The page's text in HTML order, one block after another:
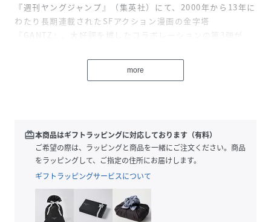
『週刊ヤングジャンプ』（集英社）にて、2000年から13年に
わたり長期連載されたSFアクション漫画の金字塔
『GANTZ』。大好評を博したコラボレーションの第3弾が、
今回採用したグラフィックも、著者・奥浩哉先生が自ら制作
417でしか手に入らない、こだわりの詰まった渾身のコレク
ションを是非ご覧いただきたい。
・・・・・・・・・・・・・・・・・
COL.001
物語終盤を彩る3人のヒロイン、レイカ、山咲杏、メアリ
ー・マクレーンをバンドTシャツ風に落とし込んだ一枚。
バックには死闘を繰り広げたミッションの標的リストをツア
more
redeem本商品はギフトラッピングに対応しております（有料）
ご希望の際は、ラッピングと商品を一緒にご注文ください。商品
をラッピングして、ご指定の住所にお届けします。
ギフトラッピングサービスについて